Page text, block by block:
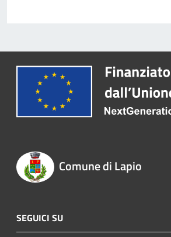
Comune di Lapio
SEGUICI SU